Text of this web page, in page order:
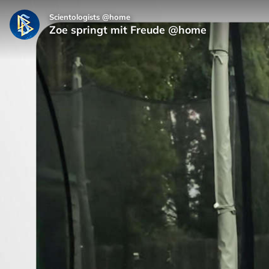
Scientologists @home
Zoe springt mit Freude @home